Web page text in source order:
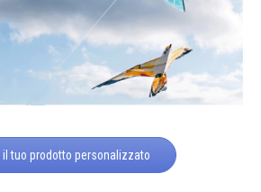
il tuo prodotto personalizzato